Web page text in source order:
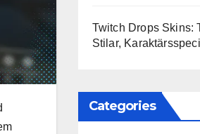
Twitch Drops Skins:
Stilar,
Categories